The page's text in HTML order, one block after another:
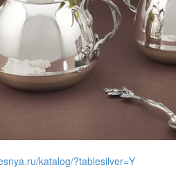
katalog/?tablesilver=Y